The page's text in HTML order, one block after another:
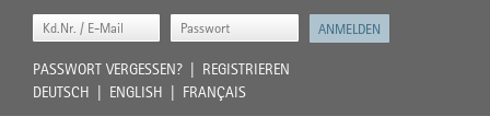
PASSWORT VERGESSEN?
REGISTRIEREN
DEUTSCH
ENGLISH FRANÇAIS